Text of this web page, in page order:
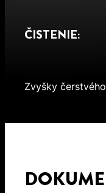
ČISTENIE:
Zvyšky